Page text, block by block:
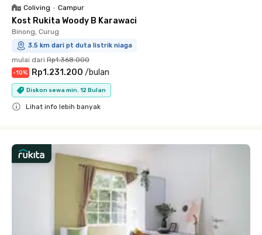
Coliving • Campur
Kost Rukita Woody B Karawaci
Binong, Curug
3.5 km dari pt duta listrik niaga
mulai dari Rp1.368.000
-10% Rp1.231.200 /bulan
Diskon sewa min. 12 Bulan
Lihat info lebih banyak